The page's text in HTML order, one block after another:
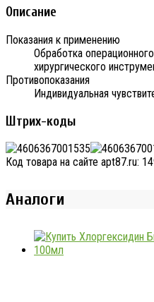
Описание
Показания к применению
Обработка
хирургического
Противопоказания
Индивидуальная
Штрих-коды
Код товара на сайте apt87.ru:
Аналоги